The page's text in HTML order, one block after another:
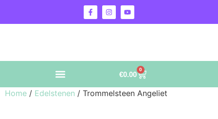
€0.00
0
Home / Edelstenen / Trommelsteen Angeliet